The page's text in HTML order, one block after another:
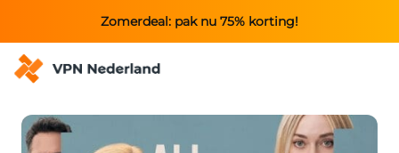
Zomerdeal: pak nu 75% korting!